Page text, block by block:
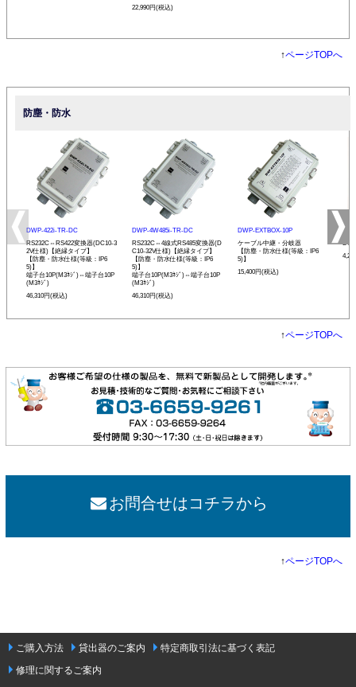
22,990円(税込)
↑ページTOPへ
防塵・防水
DWP-422i-TR-DC
RS232C⇔RS422変換器(DC10-3
2V仕様)【絶縁タイプ】
【防塵・防水仕様(等級：IP6
5)】
端子台10P(M3ﾈｼﾞ)⇔端子台10P
(M3ﾈｼﾞ)
46,310円(税込)
DWP-4W485i-TR-DC
RS232C⇔4線式RS485変換器(D
C10-32V仕様)【絶縁タイプ】
【防塵・防水仕様(等級：IP6
5)】
端子台10P(M3ﾈｼﾞ)⇔端子台10P
(M3ﾈｼﾞ)
46,310円(税込)
DWP-EXTBOX-10P
ケーブル中継・分岐器
【防塵・防水仕様(等級：IP6
5)】
15,400円(税込)
↑ページTOPへ
お問合せはコチラから
↑ページTOPへ
ご購入方法 貸出器のご案内
特定商取引法に基づく表記
修理に関するご案内